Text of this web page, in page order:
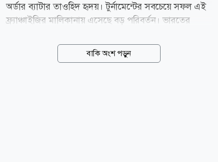
অর্ডার ব্যাটার তাওহিদ হৃদয়। টুর্নামেন্টের সবচেয়ে সফল এই
ফ্র্যাঞ্চাইজির মালিকানায় এসেছে বড় পরিবর্তন। ভারতের
সুইডেনভিত্তিক ক্রীড়া বিনিয়োগ প্রতিষ্ঠান অ্যাঙ্কর স্পোর্টস
জাফনা কিংস কিনে নিয়েছে। নতুন মালিকানার পর
বাকি অংশ পড়ুন